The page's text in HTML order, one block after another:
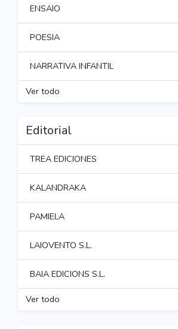
ENSAIO
POESIA
NARRATIVA INFANTIL
Ver todo
Editorial
TREA EDICIONES
KALANDRAKA
PAMIELA
LAIOVENTO S.L.
BAIA EDICIONS S.L.
Ver todo